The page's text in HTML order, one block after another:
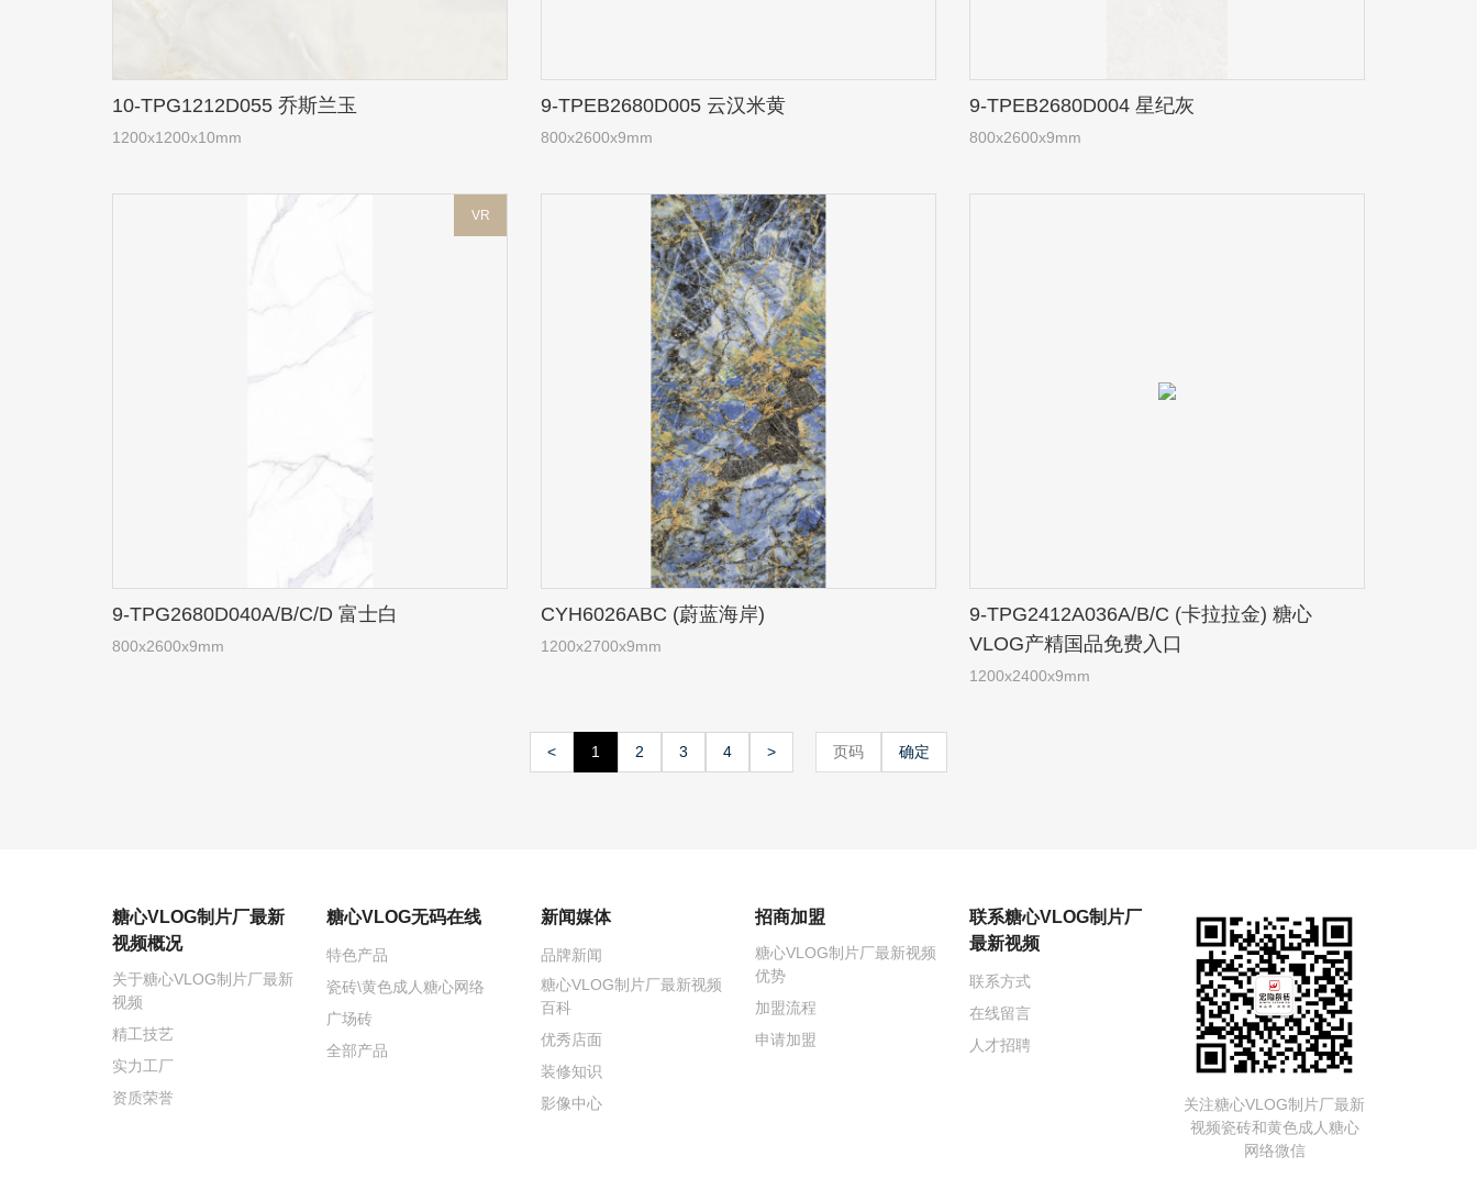
10-TPG1212D055 乔斯兰玉
1200x1200x10mm
9-TPEB2680D005 云汉米黄
800x2600x9mm
9-TPEB2680D004 星纪灰
800x2600x9mm
VR
9-TPG2680D040A/B/C/D 富士白
800x2600x9mm
CYH6026ABC (蔚蓝海岸)
1200x2700x9mm
9-TPG2412A036A/B/C (卡拉拉金) 糖心
VLOG产精国品免费入口
1200x2400x9mm
< 1 2 3 4 > 确定
糖心VLOG制片厂最新
视频概况
关于糖心VLOG制片厂最新
视频
精工技艺
实力工厂
资质荣誉
糖心VLOG无码在线
特色产品
瓷砖\黄色成人糖心网络
广场砖
全部产品
新闻媒体
品牌新闻
糖心VLOG制片厂最新视频
百科
优秀店面
装修知识
影像中心
招商加盟
糖心VLOG制片厂最新视频
优势
加盟流程
申请加盟
联系糖心VLOG制片厂
最新视频
联系方式
在线留言
人才招聘
关注糖心VLOG制片厂最新
视频瓷砖和黄色成人糖心
网络微信